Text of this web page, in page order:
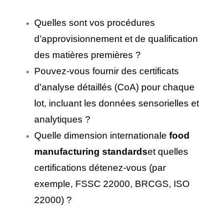
Quelles sont vos procédures
d’approvisionnement et de qualification
des matières premières ?
Pouvez-vous fournir des certificats
d'analyse détaillés (CoA) pour chaque
lot, incluant les données sensorielles et
analytiques ?
Quelle dimension internationale food
manufacturing standardset quelles
certifications détenez-vous (par
exemple, FSSC 22000, BRCGS, ISO
22000) ?